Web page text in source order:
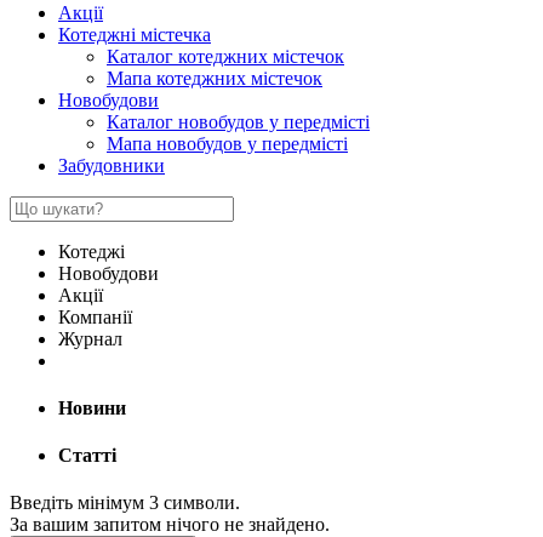
Акції
Котеджні містечка
Каталог котеджних містечок
Мапа котеджних містечок
Новобудови
Каталог новобудов у передмісті
Мапа новобудов у передмісті
Забудовники
Котеджі
Новобудови
Акції
Компанії
Журнал
Новини
Статті
Введіть мінімум 3 символи.
За вашим запитом нічого не знайдено.